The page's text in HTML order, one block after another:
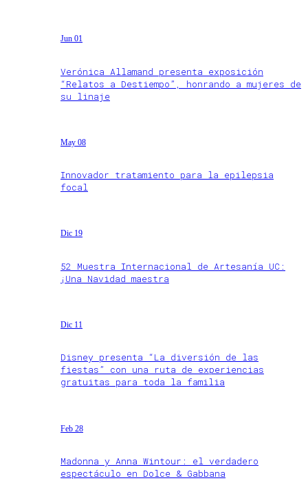
Jun 01
Verónica Allamand presenta exposición
“Relatos a Destiempo”, honrando a mujeres de
su linaje
May 08
Innovador tratamiento para la epilepsia
focal
Dic 19
52 Muestra Internacional de Artesanía UC:
¡Una Navidad maestra
Dic 11
Disney presenta “La diversión de las
fiestas” con una ruta de experiencias
gratuitas para toda la familia
Feb 28
Madonna y Anna Wintour: el verdadero
espectáculo en Dolce & Gabbana